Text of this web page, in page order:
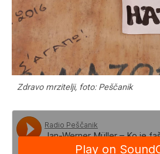
Zdravo mrzitelji, foto: Peščanik